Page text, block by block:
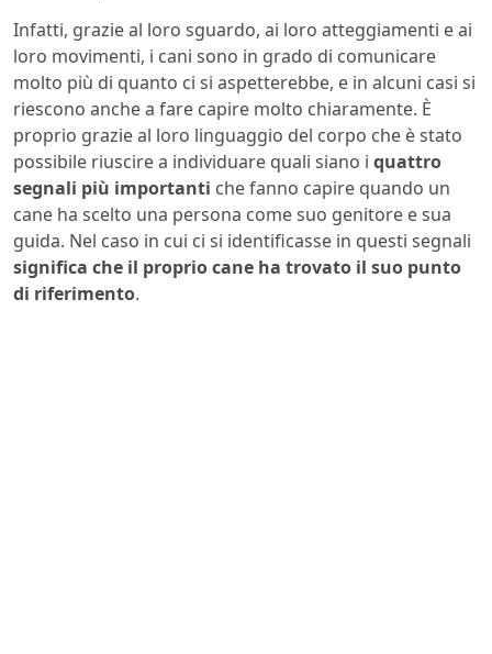
Infatti, grazie al loro sguardo, ai loro atteggiamenti e ai
loro movimenti, i cani sono in grado di comunicare
molto più di quanto ci si aspetterebbe, e in alcuni casi si
riescono anche a fare capire molto chiaramente. È
proprio grazie al loro linguaggio del corpo che è stato
possibile riuscire a individuare quali siano i quattro
segnali più importanti che fanno capire quando un
cane ha scelto una persona come suo genitore e sua
guida. Nel caso in cui ci si identificasse in questi segnali
significa che il proprio cane ha trovato il suo punto
di riferimento.